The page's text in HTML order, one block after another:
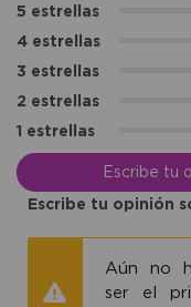
5 estrellas
4 estrellas
3 estrellas
2 estrellas
1 estrellas
Escribe tu
Escribe tu opinión
Aún no
ser el